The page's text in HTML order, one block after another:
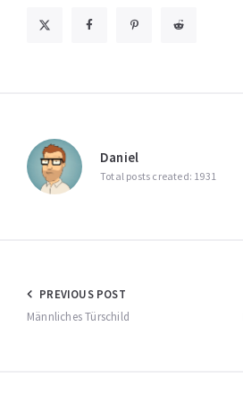
Daniel
Total posts created: 1931
Beitragsnavigation
PREVIOUS POST
Männliches Türschild